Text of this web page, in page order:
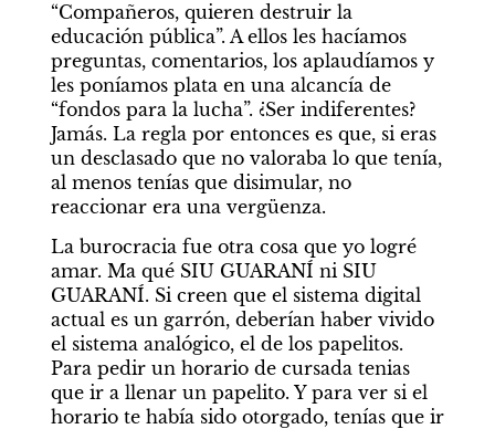
“Compañeros, quieren destruir la
educación pública”. A ellos les hacíamos
preguntas, comentarios, los aplaudíamos y
les poníamos plata en una alcancía de
“fondos para la lucha”. ¿Ser indiferentes?
Jamás. La regla por entonces es que, si eras
un desclasado que no valoraba lo que tenía,
al menos tenías que disimular, no
reaccionar era una vergüenza.
La burocracia fue otra cosa que yo logré
amar. Ma qué SIU GUARANÍ ni SIU
GUARANÍ. Si creen que el sistema digital
actual es un garrón, deberían haber vivido
el sistema analógico, el de los papelitos.
Para pedir un horario de cursada tenias
que ir a llenar un papelito. Y para ver si el
horario te había sido otorgado, tenías que ir